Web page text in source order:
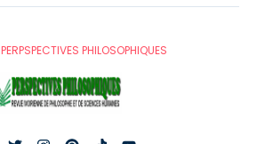
PERPSPECTIVES PHILOSOPHIQUES